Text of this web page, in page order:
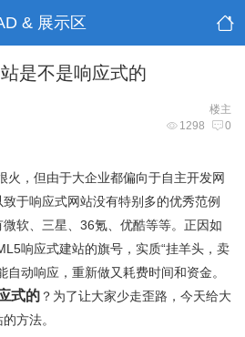
& 展示区
是不是响应式的
楼主
1298 0
火，但由于大企业都偏向于自主开发网
于响应式网站没有特别多的优秀范例
软、三星、36氪、优酷等等。正因如
响应式建站的旗号，实质“挂羊头，卖
自动响应，重新做又耗费时间和资金。
式的 ？为了让大家少走歪路，今天给大
方法。